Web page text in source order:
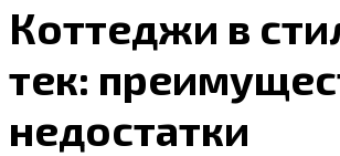
Коттеджи в
тек:
недостатки